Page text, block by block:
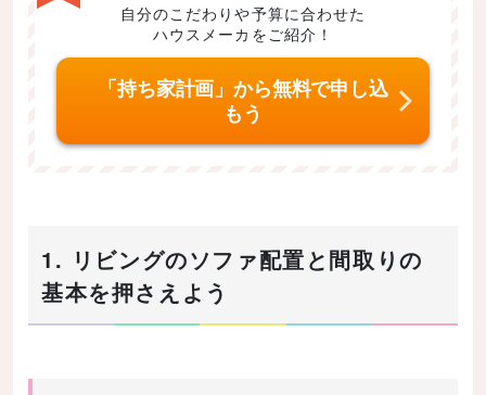
自分のこだわりや予算に合わせた
ハウスメーカをご紹介！
「持ち家計画」から無料で申し込
もう
1. リビングのソファ配置と間取りの
基本を押さえよう